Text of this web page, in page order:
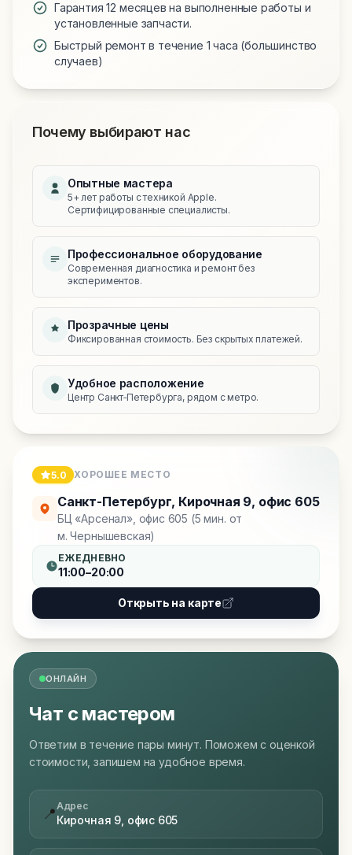
Гарантия 12 месяцев на выполненные работы и
установленные запчасти.
Быстрый ремонт в течение 1 часа (большинство
случаев)
Почему выбирают нас
Опытные мастера
5+ лет работы с техникой Apple.
Сертифицированные специалисты.
Профессиональное оборудование
Современная диагностика и ремонт без
экспериментов.
Прозрачные цены
Фиксированная стоимость. Без скрытых платежей.
Удобное расположение
Центр Санкт‑Петербурга, рядом с метро.
5.0 ХОРОШЕЕ МЕСТО
Санкт-Петербург, Кирочная 9, офис 605
БЦ «Арсенал», офис 605 (5 мин. от
м. Чернышевская)
ЕЖЕДНЕВНО
11:00–20:00
Открыть на карте
ОНЛАЙН
Чат с мастером
Ответим в течение пары минут. Поможем с оценкой
стоимости, запишем на удобное время.
📍Адрес
Кирочная 9, офис 605